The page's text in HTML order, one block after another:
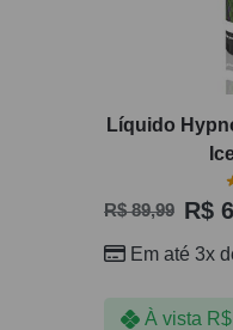
Líquido
R$89,99 R$
Em até 3x
À vista R$